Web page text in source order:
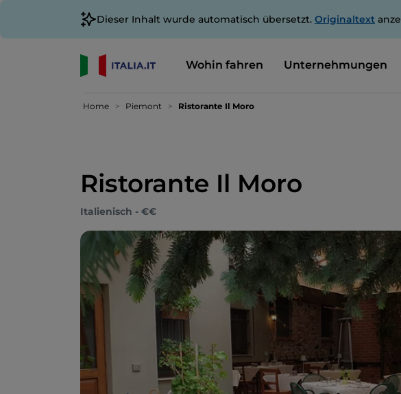
Dieser Inhalt wurde automatisch übersetzt. Originaltext
Wohin fahren Unternehmungen
Home Piemont Ristorante Il Moro
Ristorante Il Moro
Italienisch - €€